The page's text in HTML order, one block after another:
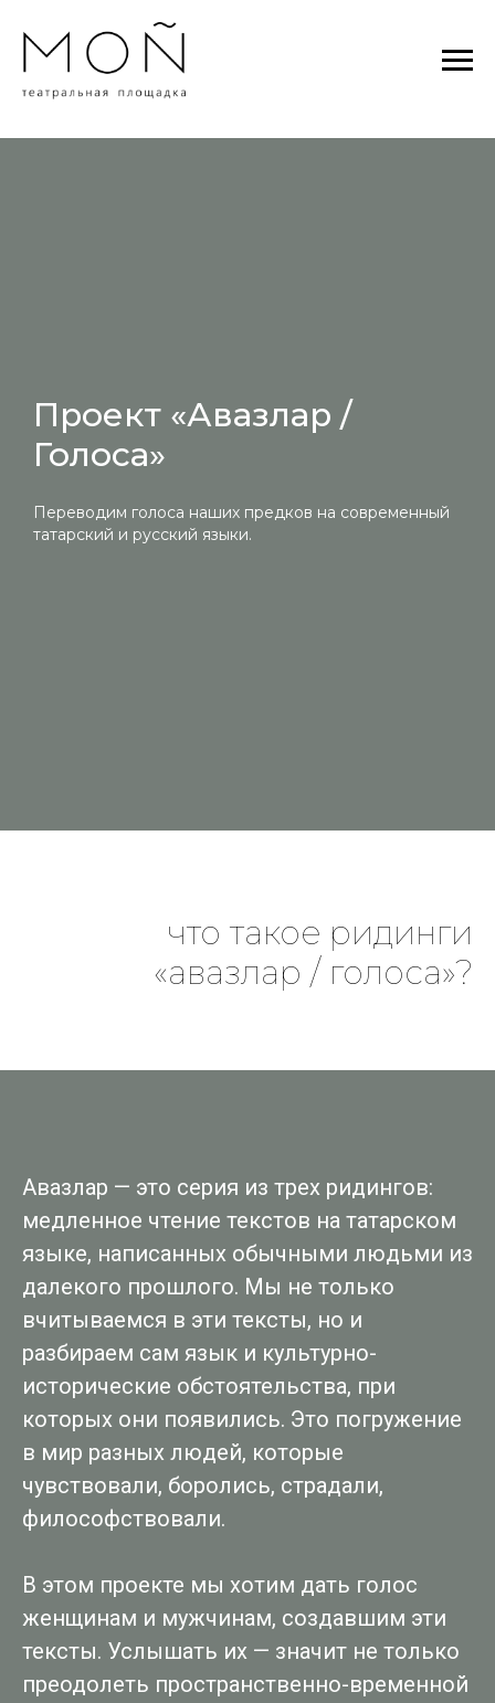
Проект «Авазлар /
Голоса»
Переводим голоса наших предков на современный
татарский и русский языки.
что такое ридинги
«авазлар / голоса»?
Авазлар — это серия из трех ридингов:
медленное чтение текстов на татарском
языке, написанных обычными людьми из
далекого прошлого. Мы не только
вчитываемся в эти тексты, но и
разбираем сам язык и культурно-
исторические обстоятельства, при
которых они появились. Это погружение
в мир разных людей, которые
чувствовали, боролись, страдали,
философствовали.
В этом проекте мы хотим дать голос
женщинам и мужчинам, создавшим эти
тексты. Услышать их — значит не только
преодолеть пространственно-временной